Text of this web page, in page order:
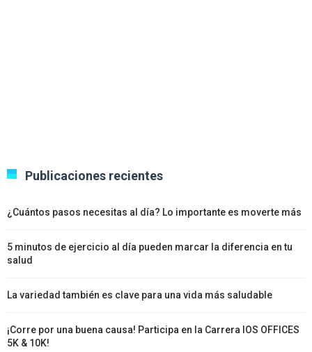
Publicaciones recientes
¿Cuántos pasos necesitas al día? Lo importante es moverte más
5 minutos de ejercicio al día pueden marcar la diferencia en tu
salud
La variedad también es clave para una vida más saludable
¡Corre por una buena causa! Participa en la Carrera IOS OFFICES
5K & 10K!